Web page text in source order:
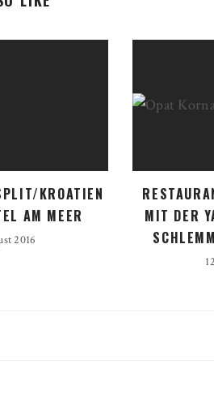
KROATIEN
AM MEER
2016
MIT DER